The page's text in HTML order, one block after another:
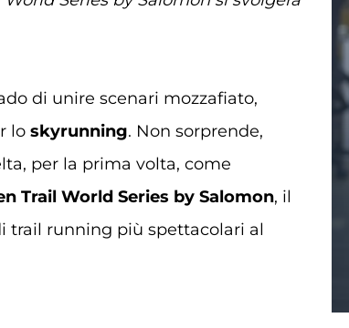
di unire scenari mozzafiato,
lo skyrunning. Non sorprende,
per la prima volta, come
Trail World Series by Salomon, il
trail running più spettacolari al